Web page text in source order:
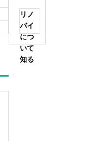
リノ
バイ
につ
いて
知る